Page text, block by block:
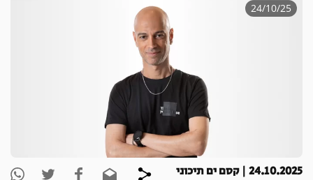
24/10/25
24.10.2025 | קסם ים תיכוני